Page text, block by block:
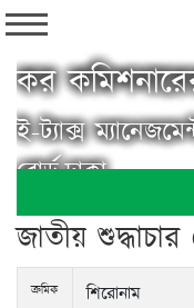
কর
ই-ট্যাক্স
বোর্ড,ঢাকা
জাতীয়
ক্রমিক শিরোনাম